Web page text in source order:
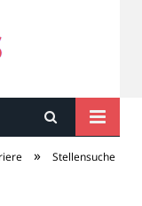
»
Stellensuche